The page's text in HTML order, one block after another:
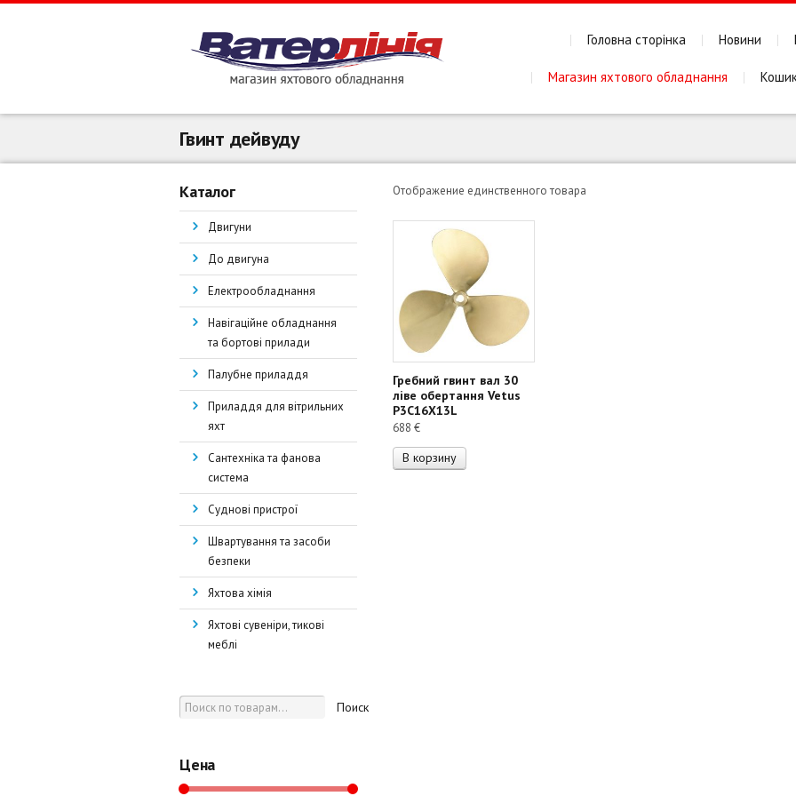
Головна сторінка Новини
Магазин яхтового обладнання
Гвинт дейвуду
Отображение единственного товара
Гребний гвинт вал 30
ліве обертання Vetus
P3C16X13L
688 €
В корзину
Каталог
Двигуни
До двигуна
Електрообладнання
Навігаційне обладнання
та бортові прилади
Палубне приладдя
Приладдя для вітрильних
яхт
Сантехніка та фанова
система
Суднові пристрої
Швартування та засоби
безпеки
Яхтова хімія
Яхтові сувеніри, тикові
меблі
Поиск
Цена